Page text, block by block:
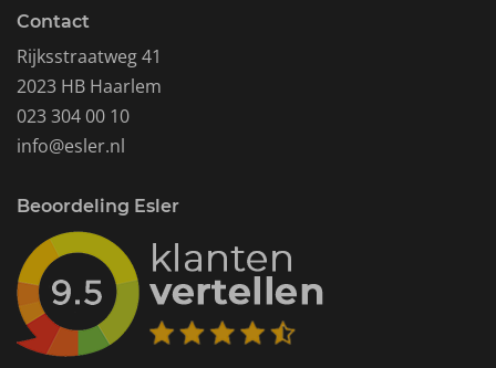
Contact
Rijksstraatweg 41
2023 HB Haarlem
023 304 00 10
info@esler.nl
Beoordeling Esler